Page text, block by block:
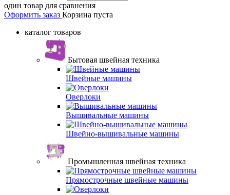
один товар для сравнения
Оформить заказ Корзина пуста
каталог товаров
Бытовая швейная техника
Швейные машины
Оверлоки
Вышивальные машины
Швейно-вышивальные машины
Промышленная швейная техника
Прямострочные швейные машины